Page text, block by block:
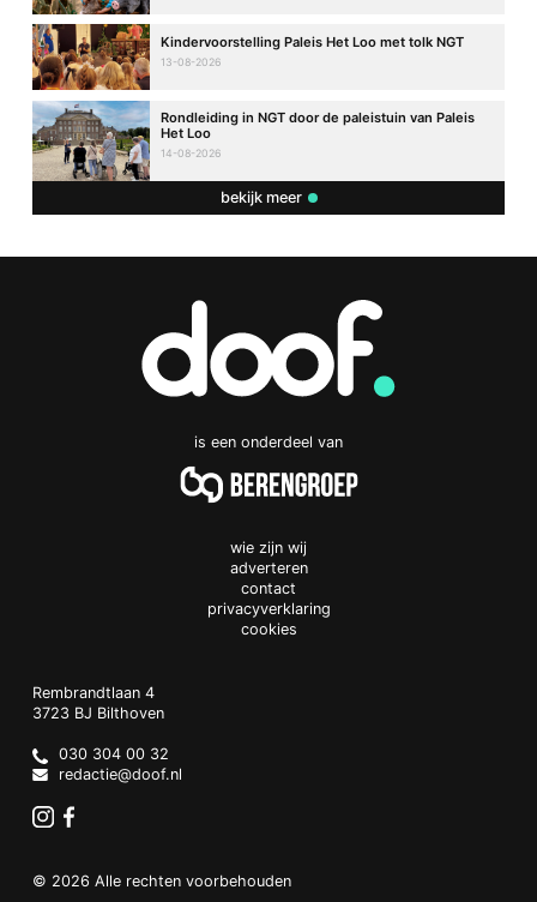
Kindervoorstelling Paleis Het Loo met tolk NGT
13-08-2026
Rondleiding in NGT door de paleistuin van Paleis
Het Loo
14-08-2026
bekijk meer
is een onderdeel van
wie zijn wij
adverteren
contact
privacyverklaring
cookies
Doof.nl
work
Rembrandtlaan 4
3723 BJ Bilthoven
Netherlands
030 304 00 32
redactie@doof.nl
© 2026 Alle rechten voorbehouden